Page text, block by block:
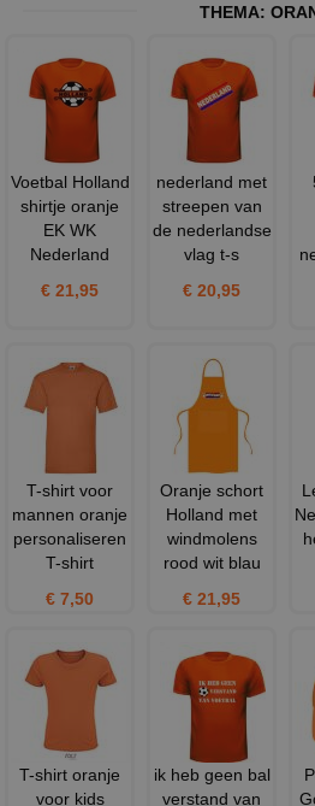
THEMA:
Voetbal Holland
shirtje oranje
EK WK
Nederland
€ 21,95
nederland met
streepen van
de nederlandse
vlag t-s
€ 20,95
T-shirt voor
mannen oranje
personaliseren
T-shirt
€ 7,50
Oranje schort
Holland met
windmolens
rood wit blau
€ 21,95
T-shirt oranje
voor kids
ik heb geen bal
verstand van